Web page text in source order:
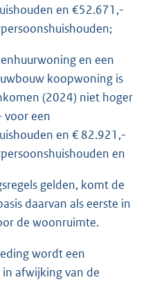
en €52.671,-
en een
koopwoning is
(2024) niet hoger
voor een
en € 82.921,-
en
gelden, komt de
daarvan als eerste in
de woonruimte.
wordt een
afwijking van de